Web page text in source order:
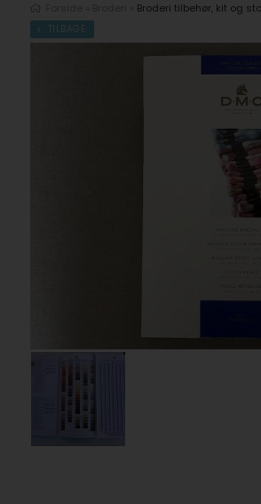
Broderi tilbehør, kit og
TILBAGE